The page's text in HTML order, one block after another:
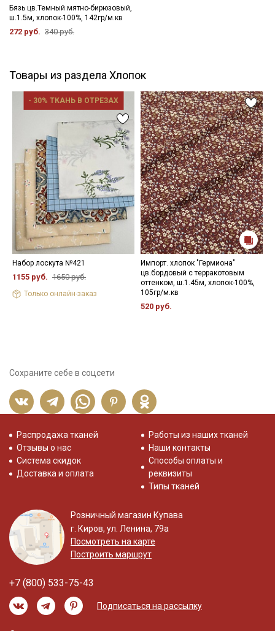
Бязь цв.Темный мятно-бирюзовый,
ш.1.5м, хлопок-100%, 142гр/м.кв
272 руб. 340 руб.
Товары из раздела Хлопок
- 30% ТКАНЬ В ОТРЕЗАХ
Набор лоскута №421
1155 руб. 1650 руб.
Только онлайн-заказ
Импорт. хлопок "Гермиона"
цв.бордовый с терракотовым
оттенком, ш.1.45м, хлопок-100%,
105гр/м.кв
520 руб.
Сохраните себе в соцсети
Распродажа тканей
Отзывы о нас
Система скидок
Доставка и оплата
Работы из наших тканей
Наши контакты
Способы оплаты и
реквизиты
Типы тканей
Розничный магазин Купава
г. Киров, ул. Ленина, 79а
Посмотреть на карте
Построить маршрут
+7 (800) 533-75-43
Подписаться на рассылку